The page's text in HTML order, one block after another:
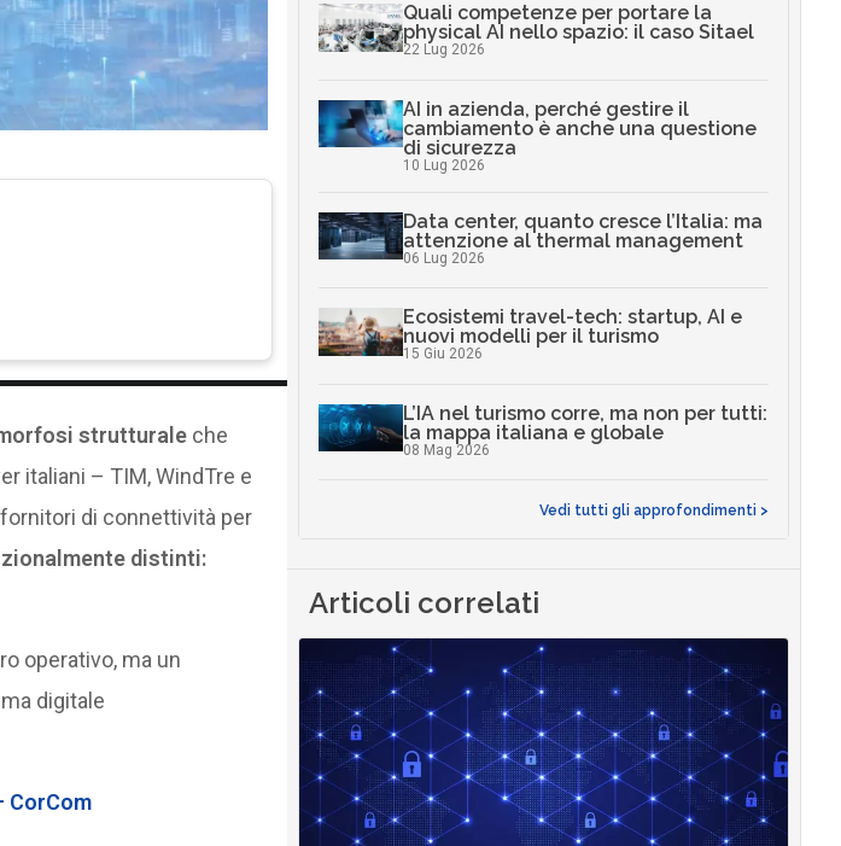
strutturaleche
italiani – TIM, WindTre e
di connettività per
distinti:
operativo, ma un
digitale
CorCom
Quali competenze per portare la
physical AI nello spazio: il caso Sitael
22 Lug 2026
AI in azienda, perché gestire il
cambiamento è anche una questione
di sicurezza
10 Lug 2026
Data center, quanto cresce l’Italia: ma
attenzione al thermal management
06 Lug 2026
Ecosistemi travel-tech: startup, AI e
nuovi modelli per il turismo
15 Giu 2026
L’IA nel turismo corre, ma non per tutti:
la mappa italiana e globale
08 Mag 2026
Vedi tutti gli approfondimenti >
Articoli correlati